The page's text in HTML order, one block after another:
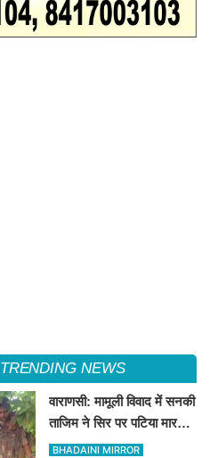
TRENDING NEWS
वाराणसी: मामूली विवाद में सनकी
ताजिम ने सिर पर पटिया मारकर
उतारा था मौत के घाट, पत्नी
BHADAINI MIRROR